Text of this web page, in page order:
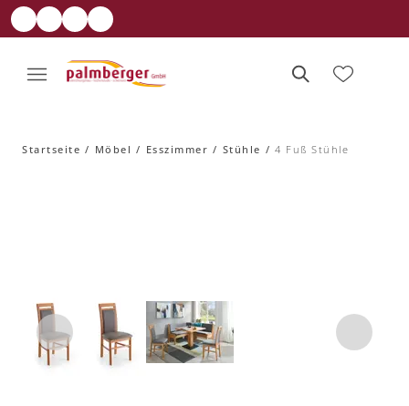
Startseite Möbel Esszimmer Stühle 4 Fuß Stühle